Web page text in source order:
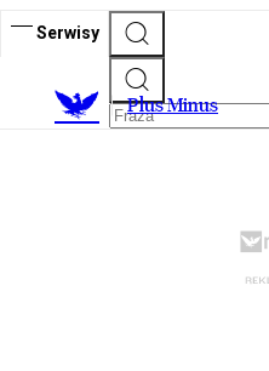
Serwisy
Plus Minus